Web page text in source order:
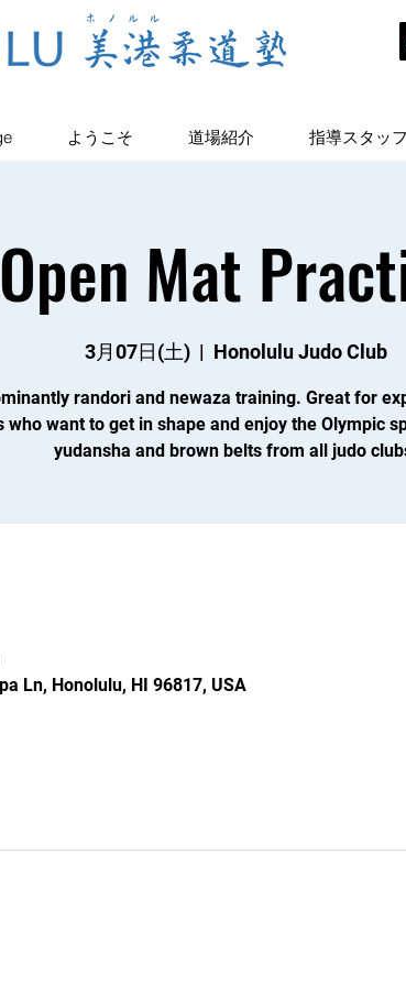
ようこそ 道場紹介 指導スタッフ
Open Mat
3月07日(土)
  |
Honolulu Judo Club
randori and newaza training. Great for
who want to get in shape and enjoy the Olympic
yudansha and brown belts from all judo
Ln, Honolulu, HI 96817, USA